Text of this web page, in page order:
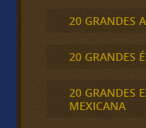
20 GRANDES
20 GRANDES
20 GRANDES
MEXICANA